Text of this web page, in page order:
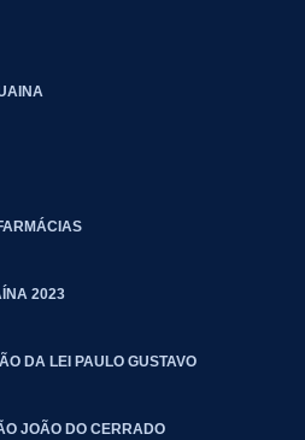
2023
DA LEI PAULO GUSTAVO
JOÃO DO CERRADO